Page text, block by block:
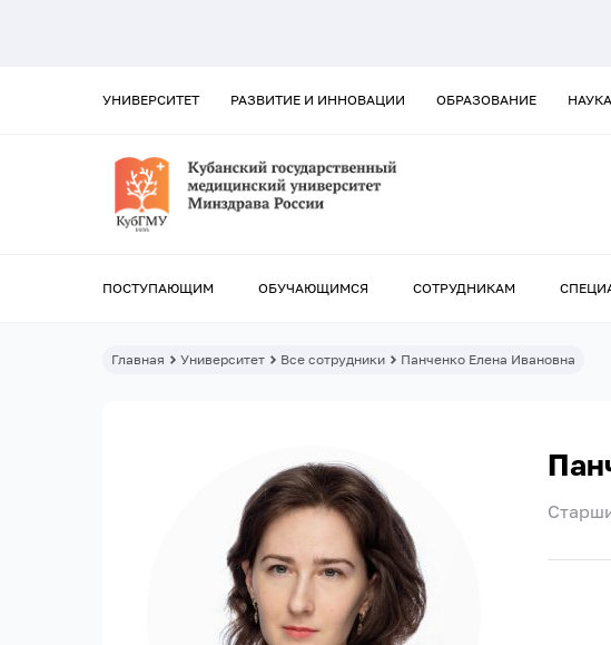
УНИВЕРСИТЕТ РАЗВИТИЕ И ИННОВАЦИИ ОБРАЗОВАНИЕ НАУКА
ПОСТУПАЮЩИМ ОБУЧАЮЩИМСЯ СОТРУДНИКАМ
Главная Университет Все сотрудники Панченко Елена Ивановна